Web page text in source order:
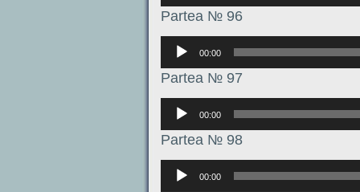
Partea № 96
Аудиоплеер
00:00
Partea № 97
Аудиоплеер
00:00
Partea № 98
Аудиоплеер
00:00